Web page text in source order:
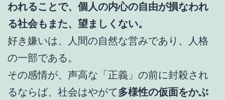
われることで、個人の内心の自由が損なわれ
る社会もまた、望ましくない。
好き嫌いは、人間の自然な営みであり、人格
の一部である。
その感情が、声高な「正義」の前に封殺され
るならば、社会はやがて多様性の仮面をかぶ